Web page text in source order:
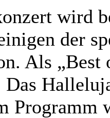
wird
der
Als „Best
Programm